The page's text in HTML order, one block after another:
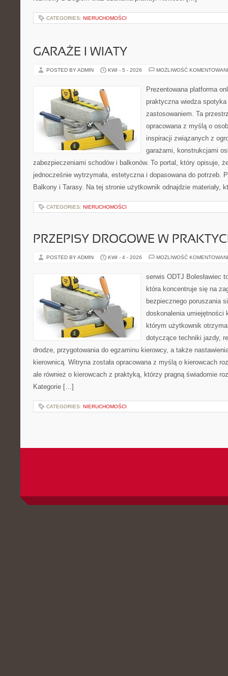
CATEGORIES: NIERUCHOMOŚCI
GARAŻE I WIATY
POSTED BY ADMIN KWI - 5 - 2026 MOŻLIWOŚĆ
Prezentowana platforma
praktyczna wiedza
zastosowaniem. Ta
opracowana z myślą o
inspiracji związanych z
garażami, konstrukcjami
zabezpieczeniami schodów i balkonów. To portal, który opisuje,
jednocześnie wytrzymała, estetyczna i dopasowana do potrzeb.
Balkony i Tarasy. Na tej stronie użytkownik odnajdzie materiały,
CATEGORIES: NIERUCHOMOŚCI
PRZEPISY DROGOWE W
POSTED BY ADMIN KWI - 4 - 2026 MOŻLIWOŚĆ
serwis ODTJ Bolesławiec
która koncentruje się na
bezpiecznego poruszania
doskonalenia umiejętności
którym użytkownik
dotyczące techniki jazdy,
drodze, przygotowania do egzaminu kierowcy, a także
kierownicą. Witryna została opracowana z myślą o kierowcach
ale również o kierowcach z praktyką, którzy pragną świadomie
Kategorie […]
CATEGORIES: NIERUCHOMOŚCI